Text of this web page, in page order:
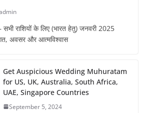
राशियों के लिए (भारत हेतु) जनवरी 2025
अवसर और आत्मविश्वास
Get Auspicious Wedding Muhuratam
for US, UK, Australia, South Africa,
UAE, Singapore Countries
September 5, 2024